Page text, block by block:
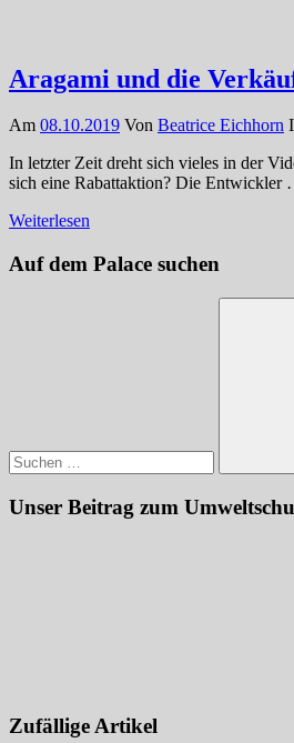
Aragami und die
Am 08.10.2019 Von Beatrice Eichhorn
In letzter Zeit dreht sich vieles in der
sich eine Rabattaktion? Die Entwickler
Weiterlesen
Auf dem Palace suchen
Unser Beitrag zum
Zufällige Artikel